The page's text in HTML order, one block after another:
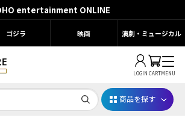
entertainment ONLINE
ゴジラ 映画 演劇・ミュージカル
LOGIN CARTMENU
商品を探す